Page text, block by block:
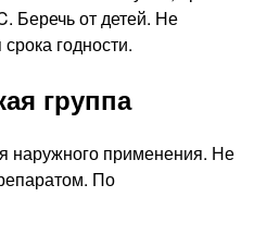
Беречь от детей. Не
годности.
группа
наружного применения. Не
По